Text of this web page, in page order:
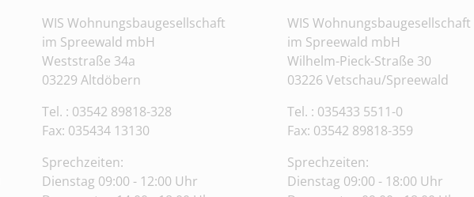
WIS Wohnungsbaugesellschaft
im Spreewald mbH
Weststraße 34a
03229 Altdöbern
Tel. : 03542 89818-328
Fax: 035434 13130
Sprechzeiten:
Dienstag 09:00 - 12:00 Uhr
WIS Wohnungsbaugesellschaft
im Spreewald mbH
Wilhelm-Pieck-Straße 30
03226 Vetschau/Spreewald
Tel. : 035433 5511-0
Fax: 03542 89818-359
Sprechzeiten:
Dienstag 09:00 - 18:00 Uhr